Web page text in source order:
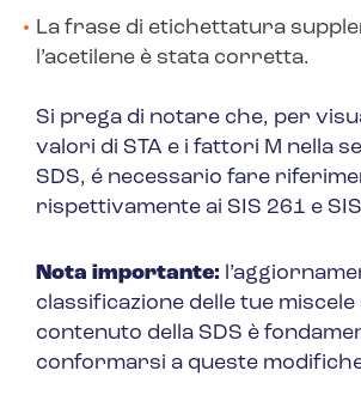
La frase di etichettatura
l’acetilene è stata corretta.
Si prega di notare che, per
valori di STA e i fattori M nella
SDS, é necessario fare
rispettivamente ai SIS 261 e
Nota importante:
classificazione delle tue miscele
contenuto della SDS è
conformarsi a queste